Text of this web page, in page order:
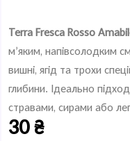
Terra Fresca Rosso
м’яким, напівсолодким
вишні, ягід та трохи
глибини. Ідеально
стравами, сирами або
30₴